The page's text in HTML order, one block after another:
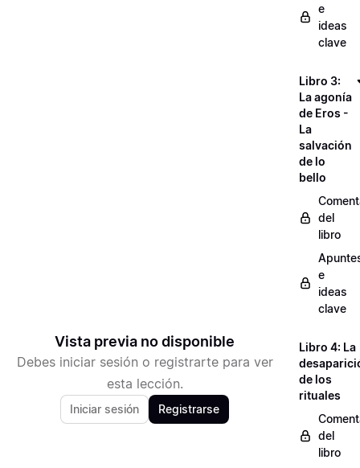
Vista previa no disponible
Debes iniciar sesión o registrarte para ver
esta lección.
Iniciar sesión Registrarse
e
ideas
clave
Libro 3:
La agonía
de Eros -
La
salvación
de lo
bello
del
libro
e
ideas
clave
Libro 4: La
de los
rituales
del
libro